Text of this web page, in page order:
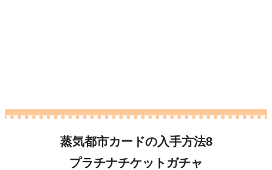
蒸気都市カードの入手方法8
プラチナチケットガチャ